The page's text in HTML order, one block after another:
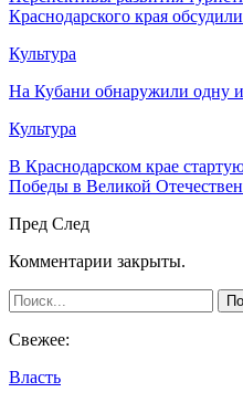
Краснодарского края
Культура
На Кубани обнаружили одну
Культура
В Краснодарском крае
Победы в Великой
Пред След
Комментарии закрыты.
Свежее:
Власть